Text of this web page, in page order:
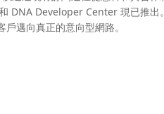
DNA Developer Center 現已推出。
邁向真正的意向型網路。